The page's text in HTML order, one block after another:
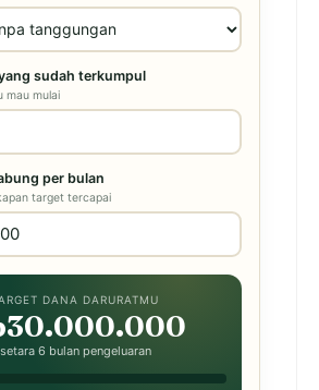
sudah terkumpul
mau mulai
per bulan
target tercapai
DANA DARURATMU
setara 6 bulan pengeluaran